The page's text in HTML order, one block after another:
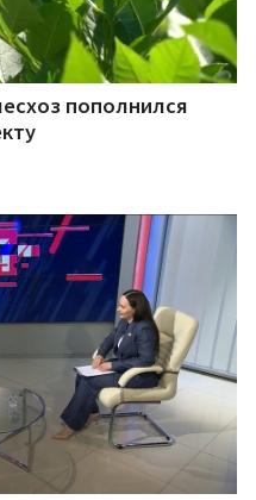
пополнился